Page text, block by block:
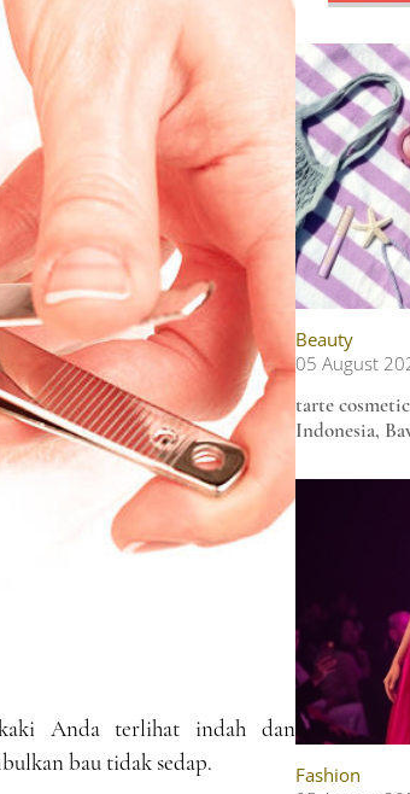
Anda terlihat indah dan
bau tidak sedap.
Beauty
05 August
tarte
Indonesia,
Fashion